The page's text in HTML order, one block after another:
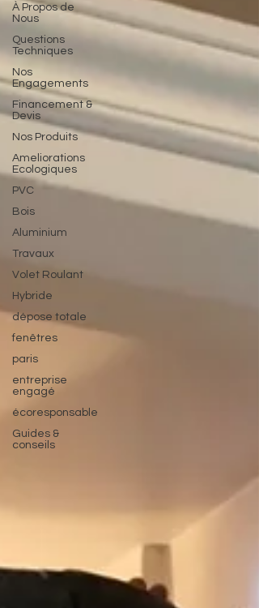
À Propos de
Nous
Questions
Techniques
Nos
Engagements
Financement &
Devis
Nos Produits
Ameliorations
Ecologiques
PVC
Bois
Aluminium
Travaux
Volet Roulant
Hybride
dépose totale
fenêtres
paris
entreprise
engagé
écoresponsable
Guides &
conseils